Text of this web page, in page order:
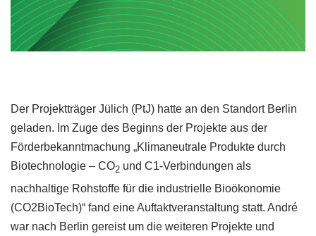
Der Projektträger Jülich (PtJ) hatte an den Standort Berlin
geladen. Im Zuge des Beginns der Projekte aus der
Förderbekanntmachung „Klimaneutrale Produkte durch
Biotechnologie – CO2 und C1-Verbindungen als
nachhaltige Rohstoffe für die industrielle Bioökonomie
(CO2BioTech)“ fand eine Auftaktveranstaltung statt. André
war nach Berlin gereist um die weiteren Projekte und